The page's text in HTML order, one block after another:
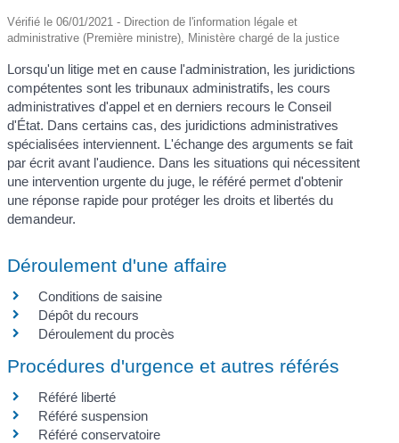
Vérifié le 06/01/2021 - Direction de l'information légale et
administrative (Première ministre), Ministère chargé de la justice
Lorsqu'un litige met en cause l'administration, les juridictions
compétentes sont les tribunaux administratifs, les cours
administratives d'appel et en derniers recours le Conseil
d'État. Dans certains cas, des juridictions administratives
spécialisées interviennent. L'échange des arguments se fait
par écrit avant l'audience. Dans les situations qui nécessitent
une intervention urgente du juge, le référé permet d'obtenir
une réponse rapide pour protéger les droits et libertés du
demandeur.
Déroulement d'une affaire
Conditions de saisine
Dépôt du recours
Déroulement du procès
Procédures d'urgence et autres référés
Référé liberté
Référé suspension
Référé conservatoire